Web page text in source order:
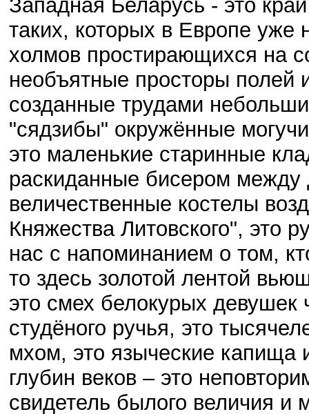
Западная Беларусь - это
таких, которых в Европе уже
холмов простирающихся на
необъятные просторы полей
созданные трудами
"сядзибы" окружённые
это маленькие старинные
раскиданные бисером между
величественные костелы
Княжества Литовского", это
нас с напоминанием о том,
то здесь золотой лентой
это смех белокурых девушек
студёного ручья, это
мхом, это языческие капища
глубин веков – это
свидетель былого величия